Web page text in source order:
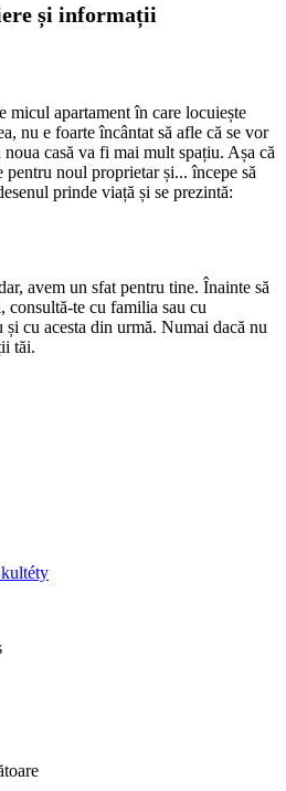
și informații
micul apartament în care locuiește
nu e foarte încântat să afle că se vor
casă va fi mai mult spațiu. Așa că
pentru noul proprietar și... începe să
prinde viață și se prezintă:
avem un sfat pentru tine. Înainte să
consultă-te cu familia sau cu
cu acesta din urmă. Numai dacă nu
tăi.